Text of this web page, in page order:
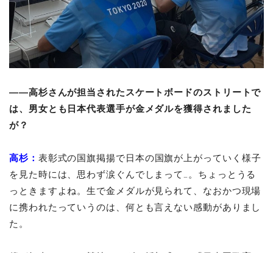
――高杉さんが担当されたスケートボードのストリートで
は、男女とも日本代表選手が金メダルを獲得されました
が？
高杉： 表彰式の国旗掲揚で日本の国旗が上がっていく様子
を見た時には、思わず涙ぐんでしまって…。ちょっとうる
っときますよね。生で金メダルが見られて、なおかつ現場
に携われたっていうのは、何とも言えない感動がありまし
た。